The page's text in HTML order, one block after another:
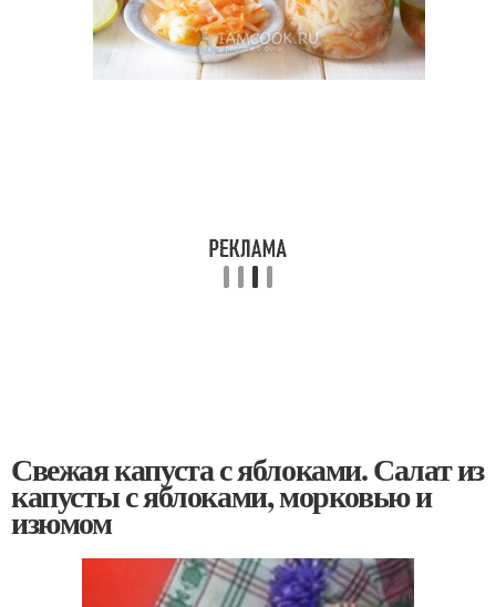
Свежая капуста с яблоками. Салат из
капусты с яблоками, морковью и
изюмом